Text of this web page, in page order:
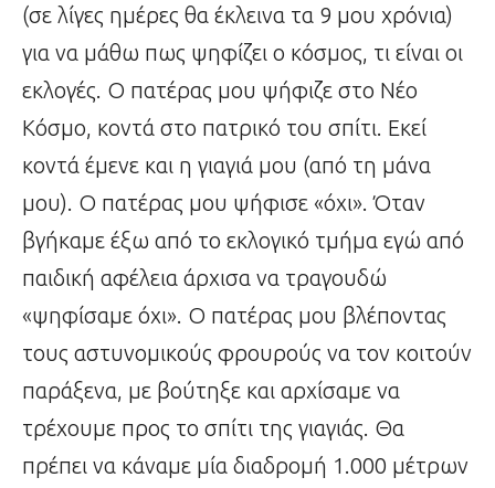
(σε λίγες ημέρες θα έκλεινα τα 9 μου χρόνια)
για να μάθω πως ψηφίζει ο κόσμος, τι είναι οι
εκλογές. Ο πατέρας μου ψήφιζε στο Νέο
Κόσμο, κοντά στο πατρικό του σπίτι. Εκεί
κοντά έμενε και η γιαγιά μου (από τη μάνα
μου). Ο πατέρας μου ψήφισε «όχι». Όταν
βγήκαμε έξω από το εκλογικό τμήμα εγώ από
παιδική αφέλεια άρχισα να τραγουδώ
«ψηφίσαμε όχι». Ο πατέρας μου βλέποντας
τους αστυνομικούς φρουρούς να τον κοιτούν
παράξενα, με βούτηξε και αρχίσαμε να
τρέχουμε προς το σπίτι της γιαγιάς. Θα
πρέπει να κάναμε μία διαδρομή 1.000 μέτρων